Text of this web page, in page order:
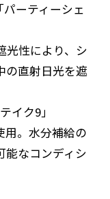
ーティーシェ
光性により、シ
の直射日光を遮
イク9」
用。水分補給の
能なコンディシ